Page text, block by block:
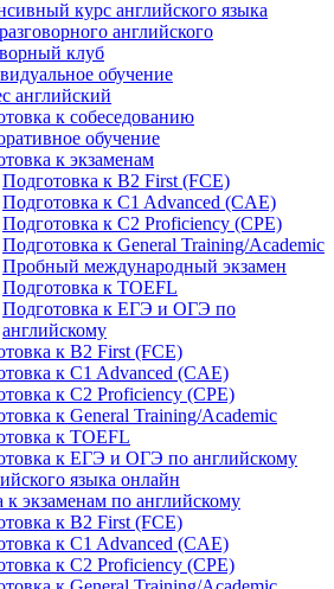
курс английского языка
английского
клуб
обучение
английский
к собеседованию
обучение
к экзаменам
Подготовка к B2 First (FCE)
Подготовка к C1 Advanced (CAE)
Подготовка к C2 Proficiency (CPE)
Подготовка к General Training/Academic
Пробный международный экзамен
Подготовка к TOEFL
Подготовка к ЕГЭ и ОГЭ по
английскому
к B2 First (FCE)
к C1 Advanced (CAE)
к C2 Proficiency (CPE)
к General Training/Academic
к TOEFL
к ЕГЭ и ОГЭ по английскому
языка онлайн
к экзаменам по английскому
к B2 First (FCE)
к C1 Advanced (CAE)
к C2 Proficiency (CPE)